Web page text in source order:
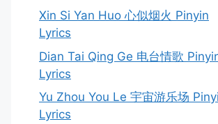
Xin Si Yan Huo 心似烟火 Pinyin
Lyrics
Dian Tai Qing Ge 电台情歌
Lyrics
Yu Zhou You Le 宇宙游乐场
Lyrics